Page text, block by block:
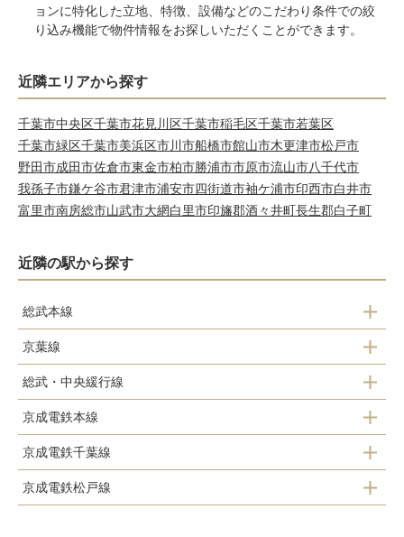
ョンに特化した立地、特徴、設備などのこだわり条件での絞
り込み機能で物件情報をお探しいただくことができます。
近隣エリアから探す
千葉市中央区千葉市花見川区千葉市稲毛区千葉市若葉区
千葉市緑区千葉市美浜区市川市船橋市館山市木更津市松戸市
野田市成田市佐倉市東金市柏市勝浦市市原市流山市八千代市
我孫子市鎌ケ谷市君津市浦安市四街道市袖ケ浦市印西市白井市
富里市南房総市山武市大網白里市印旛郡酒々井町長生郡白子町
近隣の駅から探す
総武本線
津田沼駅
京葉線
新習志野駅
総武・中央緩行線
津田沼駅
京成電鉄本線
谷津駅
京成津田沼駅
京成電鉄千葉線
京成津田沼駅
京成電鉄松戸線